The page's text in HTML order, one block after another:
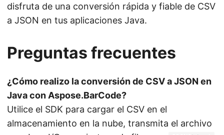
disfruta de una conversión rápida y fiable de CSV
a JSON en tus aplicaciones Java.
Preguntas frecuentes
¿Cómo realizo la conversión de CSV a JSON en
Java con Aspose.BarCode?
Utilice el SDK para cargar el CSV en el
almacenamiento en la nube, transmita el archivo